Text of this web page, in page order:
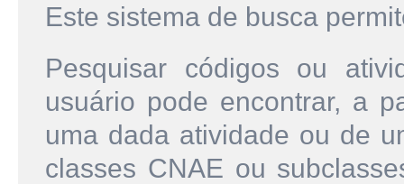
Este sistema de busca
Pesquisar códigos ou
usuário pode encontrar, a
uma dada atividade ou de
classes CNAE ou